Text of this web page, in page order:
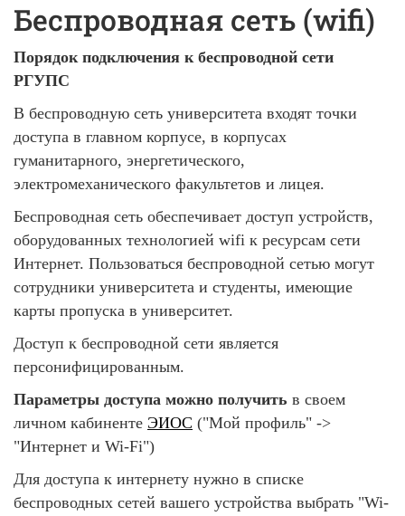
Беспроводная сеть (wifi)
Порядок подключения к беспроводной сети
РГУПС
В беспроводную сеть университета входят точки
доступа в главном корпусе, в корпусах
гуманитарного, энергетического,
электромеханического факультетов и лицея.
Беспроводная сеть обеспечивает доступ устройств,
оборудованных технологией wifi к ресурсам сети
Интернет. Пользоваться беспроводной сетью могут
сотрудники университета и студенты, имеющие
карты пропуска в университет.
Доступ к беспроводной сети является
персонифицированным.
Параметры доступа можно получить в своем
личном кабиненте ЭИОС ("Мой профиль" ->
"Интернет и Wi-Fi")
Для доступа к интернету нужно в списке
беспроводных сетей вашего устройства выбрать "Wi-